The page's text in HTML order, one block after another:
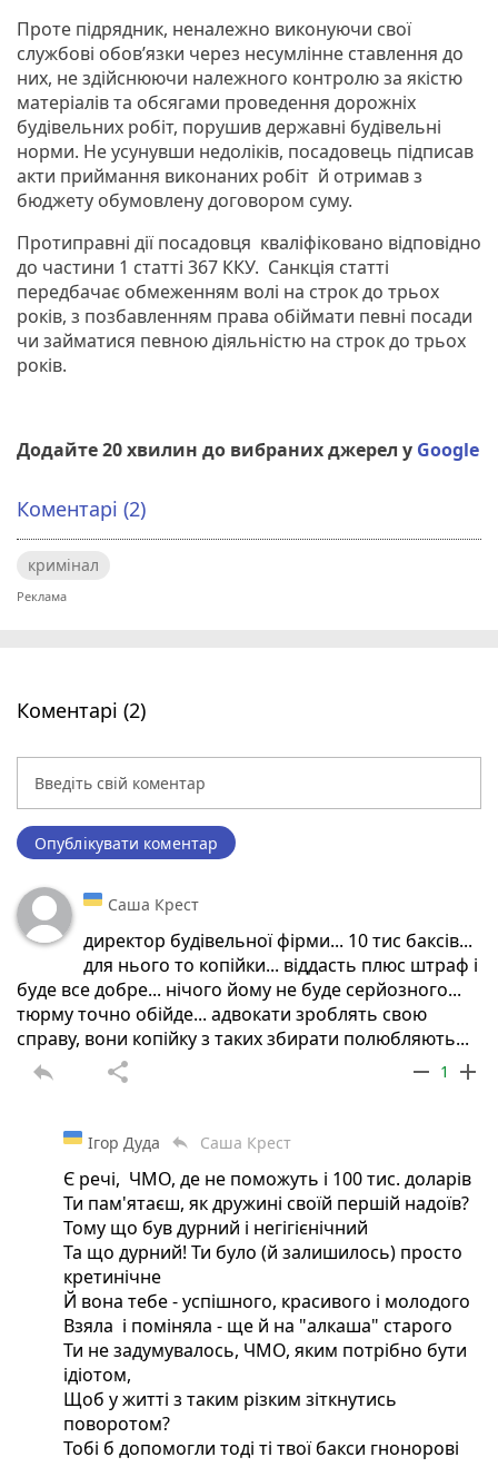
Проте підрядник, неналежно виконуючи свої
службові обов’язки через несумлінне ставлення до
них, не здійснюючи належного контролю за якістю
матеріалів та обсягами проведення дорожніх
будівельних робіт, порушив державні будівельні
норми. Не усунувши недоліків, посадовець підписав
акти приймання виконаних робіт й отримав з
бюджету обумовлену договором суму.
Протиправні дії посадовця кваліфіковано відповідно
до частини 1 статті 367 ККУ. Санкція статті
передбачає обмеженням волі на строк до трьох
років, з позбавленням права обіймати певні посади
чи займатися певною діяльністю на строк до трьох
років.
Додайте 20 хвилин до вибраних джерел у Google
Коментарі (2)
кримінал
Коментарі (2)
Опублікувати коментар
Саша Крест
директор будівельної фірми... 10 тис баксів...
для нього то копійки... віддасть плюс штраф і
буде все добре... нічого йому не буде серйозного...
тюрму точно обійде... адвокати зроблять свою
справу, вони копійку з таких збирати полюбляють...
reply share remove 1 add
Ігор Дуда reply Саша Крест
Є речі, ЧМО, де не поможуть і 100 тис. доларів
Ти пам'ятаєш, як дружині своїй першій надоїв?
Тому що був дурний і негігієнічний
Та що дурний! Ти було (й залишилось) просто
кретинічне
Й вона тебе - успішного, красивого і молодого
Взяла і поміняла - ще й на "алкаша" старого
Ти не задумувалось, ЧМО, яким потрібно бути
ідіотом,
Щоб у житті з таким різким зіткнутись
поворотом?
Тобі б допомогли тоді ті твої бакси гнонорові